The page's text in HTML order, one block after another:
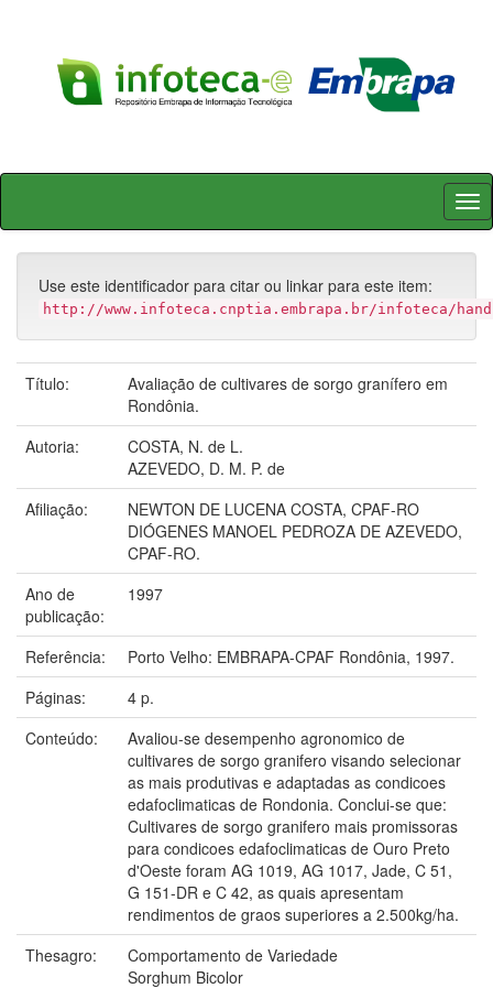
Skip
Use este identificador para citar ou linkar para este item:
http://www.infoteca.cnptia.embrapa.br/infoteca/
Título:
Avaliação de cultivares de sorgo granífero em
Rondônia.
Autoria:
COSTA, N. de L.
AZEVEDO, D. M. P. de
Afiliação:
NEWTON DE LUCENA COSTA, CPAF-RO
DIÓGENES MANOEL PEDROZA DE AZEVEDO,
CPAF-RO.
Ano de
publicação:
1997
Referência:
Porto Velho: EMBRAPA-CPAF Rondônia, 1997.
Páginas:
4 p.
Conteúdo:
Avaliou-se desempenho agronomico de
cultivares de sorgo granifero visando selecionar
as mais produtivas e adaptadas as condicoes
edafoclimaticas de Rondonia. Conclui-se que:
Cultivares de sorgo granifero mais promissoras
para condicoes edafoclimaticas de Ouro Preto
d'Oeste foram AG 1019, AG 1017, Jade, C 51,
G 151-DR e C 42, as quais apresentam
rendimentos de graos superiores a 2.500kg/ha.
Thesagro:
Comportamento de Variedade
Sorghum Bicolor